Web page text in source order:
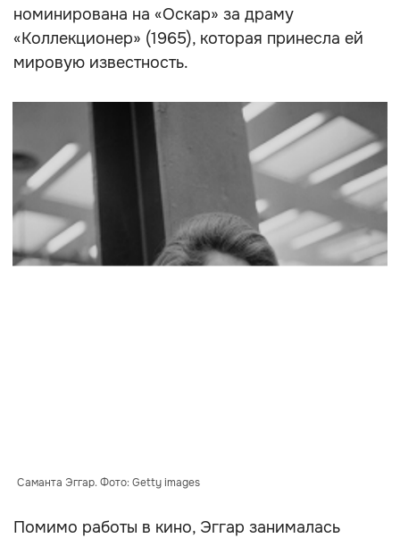
номинирована на «Оскар» за драму
«Коллекционер» (1965), которая принесла ей
мировую известность.
Саманта Эггар. Фото: Getty images
Помимо работы в кино, Эггар занималась